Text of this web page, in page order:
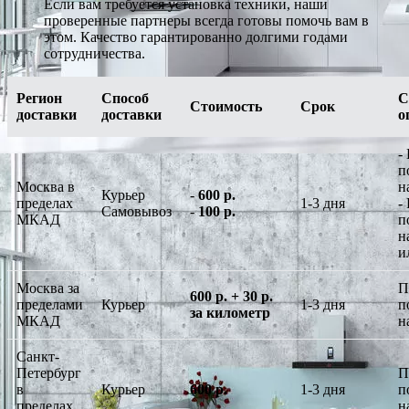
Если вам требуется установка техники, наши
проверенные партнеры всегда готовы помочь вам в
этом. Качество гарантированно долгими годами
сотрудничества.
Регион
доставки
Способ
доставки
Стоимость Срок
Москва в
пределах
МКАД
Курьер
Самовывоз
-600 р.
-100 р.
1-3 дня
-
-
Москва за
пределами
МКАД
Курьер
600 р. + 30 р.
за километр
1-3 дня
Санкт-
Петербург
в
пределах
Курьер 600 р. 1-3 дня